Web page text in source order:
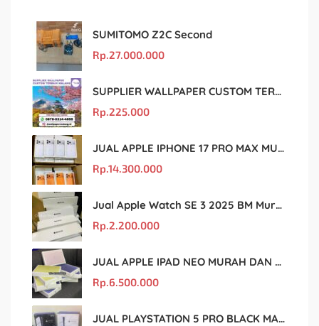
SUMITOMO Z2C Second
Rp.27.000.000
SUPPLIER WALLPAPER CUSTOM TERBAIK MALANG
Rp.225.000
JUAL APPLE IPHONE 17 PRO MAX MURAH DAN ORIGINAL
Rp.14.300.000
Jual Apple Watch SE 3 2025 BM Murah Dan original
Rp.2.200.000
JUAL APPLE IPAD NEO MURAH DAN ORIGINAL
Rp.6.500.000
JUAL PLAYSTATION 5 PRO BLACK MARKET MURAH DAN ORIGINAL